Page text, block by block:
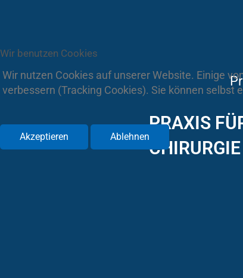
PRAXIS
CHIRURGIE
Wir benutzen Cookies
Wir nutzen Cookies auf unserer Website. Einige
verbessern (Tracking Cookies). Sie können selbst
Akzeptieren Ablehnen